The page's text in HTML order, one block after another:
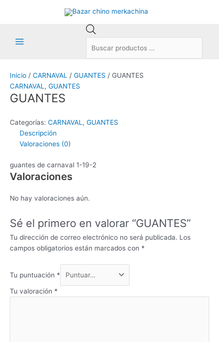
de
productos
Inicio / CARNAVAL / GUANTES / GUANTES
CARNAVAL, GUANTES
GUANTES
Categorías: CARNAVAL, GUANTES
Descripción
Valoraciones (0)
guantes de carnaval 1-19-2
Valoraciones
No hay valoraciones aún.
Sé el primero en valorar “GUANTES”
Tu dirección de correo electrónico no será publicada. Los
campos obligatorios están marcados con *
Tu puntuación *
Tu valoración *